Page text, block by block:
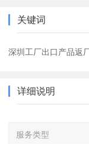
关键词
深圳工厂出口产品返
详细说明
服务类型